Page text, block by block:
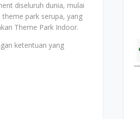
diseluruh dunia, mulai
park serupa, yang
Theme Park Indoor.
ketentuan yang